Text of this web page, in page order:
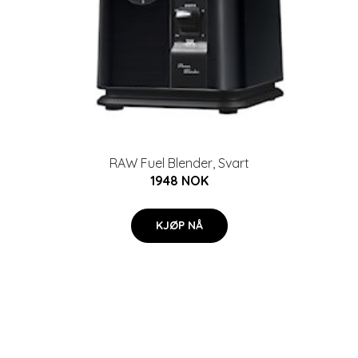
RAW Fuel Blender, Svart
1948 NOK
KJØP NÅ